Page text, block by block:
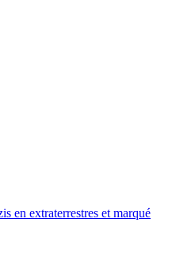
en extraterrestres et marqué